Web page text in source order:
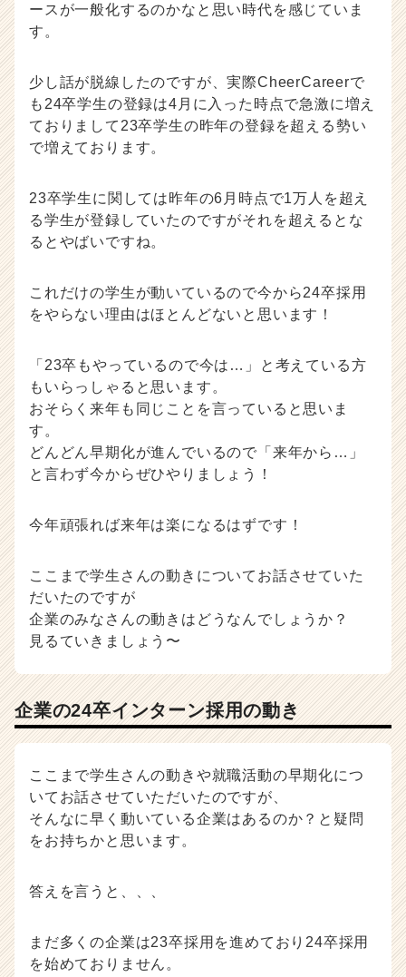
ースが一般化するのかなと思い時代を感じていま
す。
少し話が脱線したのですが、実際CheerCareerで
も24卒学生の登録は4月に入った時点で急激に増え
ておりまして23卒学生の昨年の登録を超える勢い
で増えております。
23卒学生に関しては昨年の6月時点で1万人を超え
る学生が登録していたのですがそれを超えるとな
るとやばいですね。
これだけの学生が動いているので今から24卒採用
をやらない理由はほとんどないと思います！
「23卒もやっているので今は…」と考えている方
もいらっしゃると思います。
おそらく来年も同じことを言っていると思いま
す。
どんどん早期化が進んでいるので「来年から…」
と言わず今からぜひやりましょう！
今年頑張れば来年は楽になるはずです！
ここまで学生さんの動きについてお話させていた
だいたのですが
企業のみなさんの動きはどうなんでしょうか？
見るていきましょう〜
企業の24卒インターン採用の動き
ここまで学生さんの動きや就職活動の早期化につ
いてお話させていただいたのですが、
そんなに早く動いている企業はあるのか？と疑問
をお持ちかと思います。
答えを言うと、、、
まだ多くの企業は23卒採用を進めており24卒採用
を始めておりません。